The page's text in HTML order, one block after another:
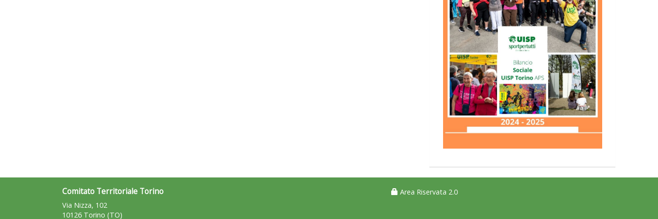
Comitato Territoriale Torino
Via Nizza, 102
10126 Torino (TO)
Area Riservata 2.0